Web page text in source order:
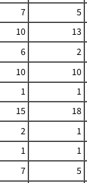
7 5
10 13
6 2
10 10
1 1
15 18
2 1
1 1
7 5